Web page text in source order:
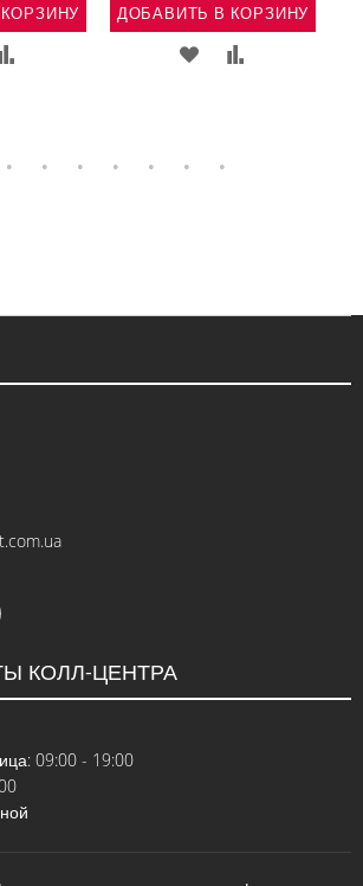
ДОБАВИТЬ В КОРЗИНУ
ДОБАВИТЬ
ЖЕЛАНИЙ
КОЛЛ-ЦЕНТРА
09:00 - 19:00